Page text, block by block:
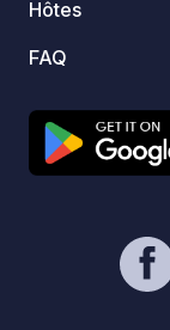
Hôtes
FAQ